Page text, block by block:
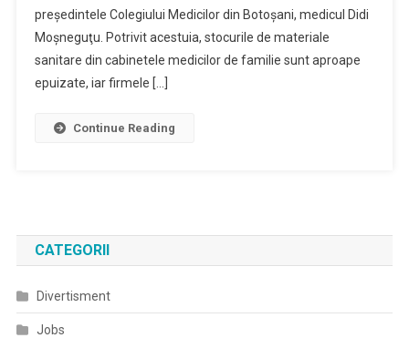
Ministerului
Sănătăţii
Pentru
preşedintele Colegiului Medicilor din Botoşani, medicul Didi
Moşneguţu. Potrivit acestuia, stocurile de materiale
sanitare din cabinetele medicilor de familie sunt aproape
epuizate, iar firmele […]
Continue Reading
CATEGORII
Divertisment
Jobs